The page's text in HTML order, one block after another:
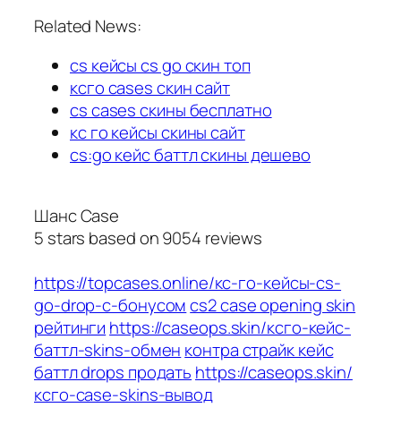
Related News:
cs кейсы cs go скин топ
ксго cases скин сайт
cs cases скины бесплатно
кс го кейсы скины сайт
cs:go кейс баттл скины дешево
Шанс Case
5 stars based on9054 reviews
https://topcases.online/кс-го-кейсы-cs-
go-drop-с-бонусом cs2 case opening skin
рейтинги https://caseops.skin/ксго-кейс-
баттл-skins-обмен контра страйк кейс
баттл drops продать https://caseops.skin/
ксго-case-skins-вывод